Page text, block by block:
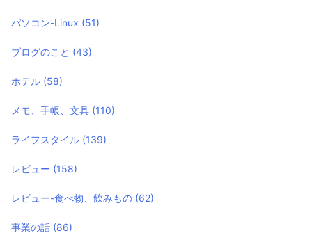
パソコン-Linux (51)
ブログのこと (43)
ホテル (58)
メモ、手帳、文具 (110)
ライフスタイル (139)
レビュー (158)
レビュー-食べ物、飲みもの (62)
事業の話 (86)